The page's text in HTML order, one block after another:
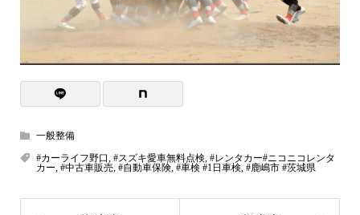
一般整備
#カーライフ野口, #スズキ愛車無料点検, #レンタカー#ニコニコレンタ
カー, #中古車販売, #自動車保険, #車検 #1日車検, #鹿嶋市 #茨城県